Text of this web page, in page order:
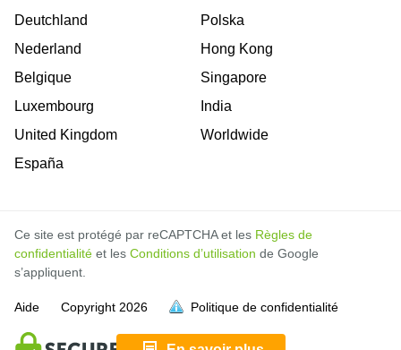
soit pleine.
soit pleine.
soit pleine.
soit pleine.
soit pleine.
soit pleine.
soit pleine.
soit pleine.
soit pleine.
soit pleine.
soit pleine.
soit pleine.
soit pleine.
Deutchland
Nederland
Belgique
Luxembourg
United Kingdom
España
Polska
Hong Kong
Singapore
India
Worldwide
Ce site est protégé par reCAPTCHA et les Règles de
confidentialité et les Conditions d’utilisation de Google
s’appliquent.
Aide Copyright 2026 Politique de confidentialité